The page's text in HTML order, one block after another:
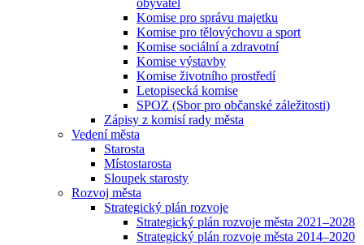
obyvatel
Komise pro správu majetku
Komise pro tělovýchovu a sport
Komise sociální a zdravotní
Komise výstavby
Komise životního prostředí
Letopisecká komise
SPOZ (Sbor pro občanské záležitosti)
Zápisy z komisí rady města
Vedení města
Starosta
Místostarosta
Sloupek starosty
Rozvoj města
Strategický plán rozvoje
Strategický plán rozvoje města 2021–2028
Strategický plán rozvoje města 2014–2020